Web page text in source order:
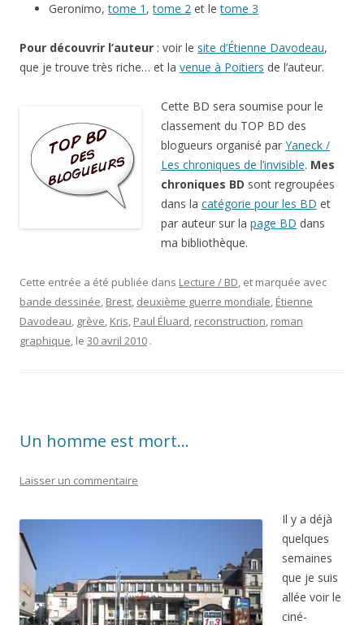
Geronimo,tome 1 ,tome 2 et letome 3
Pour découvrir l’auteur : voir le site d’Étienne Davodeau,
que je trouve très riche… et la venue à Poitiers de l’auteur.
Cette BD sera soumise pour le
classement du TOP BD des
blogueurs organisé par Yaneck /
Les chroniques de l’invisible. Mes
chroniques BD sont regroupées
dans la catégorie pour les BD et
par auteur sur la page BD dans
ma bibliothèque.
Cette entrée a été publiée dans Lecture / BD, et marquée avec
bande dessinée, Brest, deuxième guerre mondiale, Étienne
Davodeau, grève, Kris, Paul Éluard, reconstruction, roman
graphique, le 30 avril 2010 .
Un homme est mort…
Laisser un commentaire
Il y a déjà
quelques
semaines
que je suis
allée voir le
ciné-